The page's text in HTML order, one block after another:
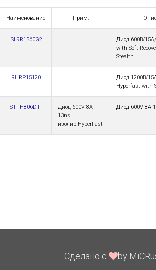
Наименование Прим.
ISL9R1560G2
Диод 600В/
with Soft
Stealth
RHRP15120
Диод 1200В/
Hyperfast with
STTH806DTI
Диод 600V 8A
13ns
изолир.HyperFast
Диод 600V 8A
Сделано с by